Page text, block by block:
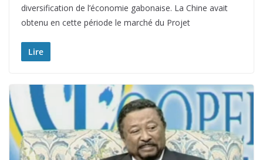
diversification de l’économie gabonaise. La Chine avait
obtenu en cette période le marché du Projet
Lire